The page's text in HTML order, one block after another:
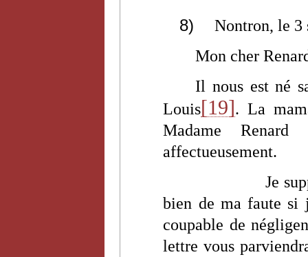
8)
Nontron, le 3
Mon cher
Il nous est né
Louis[19]. La
Madame
affectueusement.
Je
bien de ma faute si
coupable de
lettre vous